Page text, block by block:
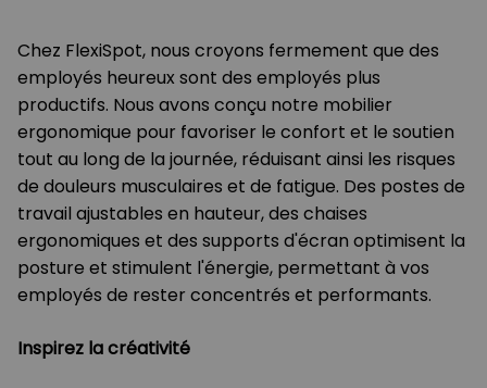
Chez FlexiSpot, nous croyons fermement que des
employés heureux sont des employés plus
productifs. Nous avons conçu notre mobilier
ergonomique pour favoriser le confort et le soutien
tout au long de la journée, réduisant ainsi les risques
de douleurs musculaires et de fatigue. Des postes de
travail ajustables en hauteur, des chaises
ergonomiques et des supports d'écran optimisent la
posture et stimulent l'énergie, permettant à vos
employés de rester concentrés et performants.
Inspirez la créativité